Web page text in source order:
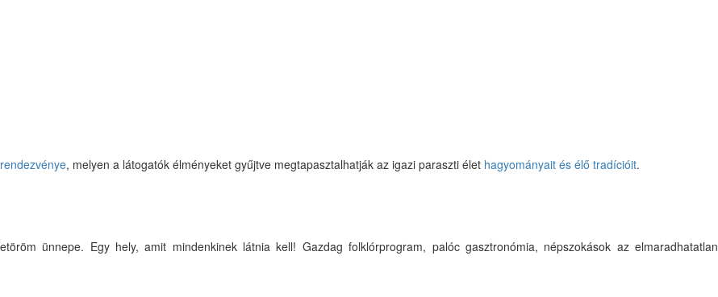
rendezvénye, melyen a látogatók élményeket gyűjtve megtapasztalhatják az igazi paraszti élet hagyományait és élő tradícióit.
ünnepe. Egy hely, amit mindenkinek látnia kell! Gazdag folklórprogram, palóc gasztronómia, népszokások az elmaradhatatlan